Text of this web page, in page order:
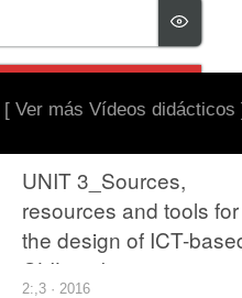
[ Ver más Vídeos didácticos
UNIT 3_Sources,
resources and tools for
the design of ICT-
CLIL tasks
2:,3 · 2016